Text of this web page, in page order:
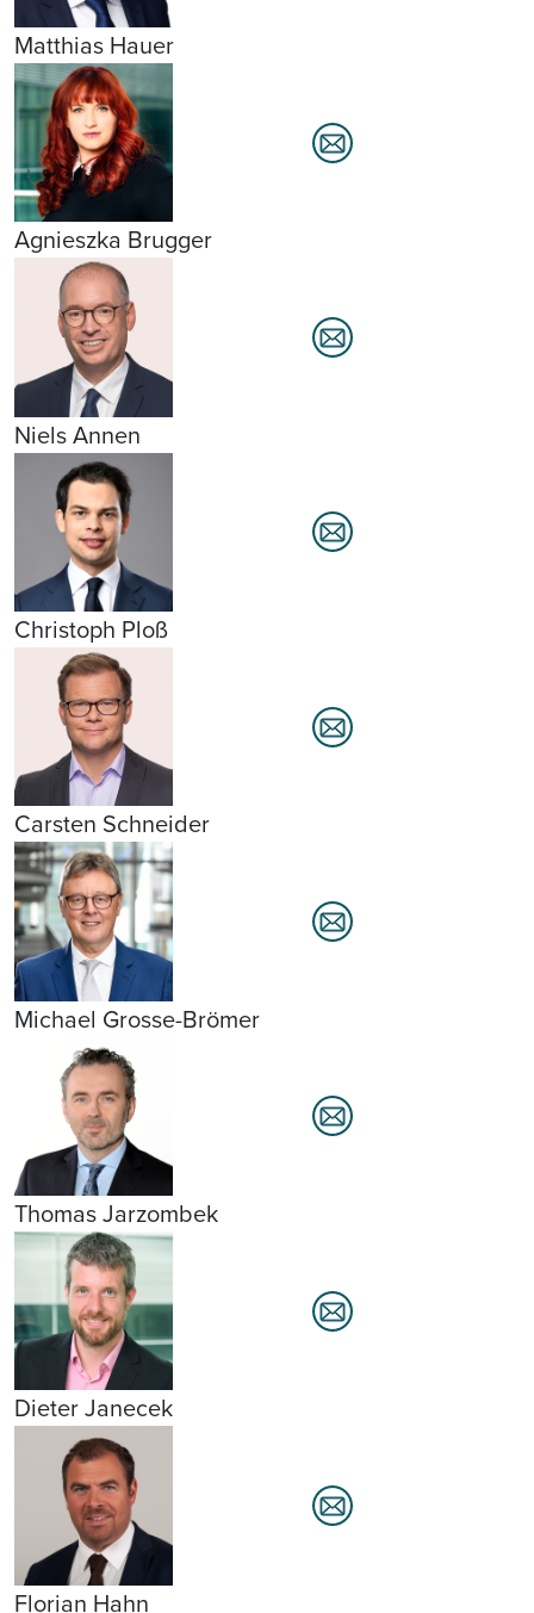
Matthias Hauer
Agnieszka Brugger
Niels Annen
Christoph Ploß
Carsten Schneider
Michael Grosse-Brömer
Thomas Jarzombek
Dieter Janecek
Florian Hahn